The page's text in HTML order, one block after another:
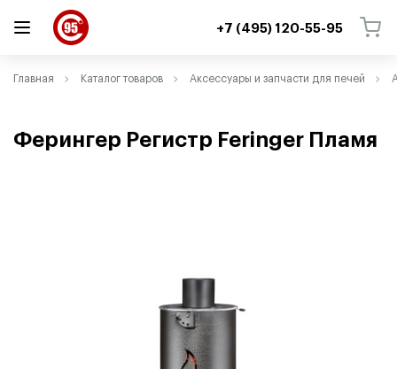
+7 (495) 120-55-95
Главная Каталог товаров Аксессуары и запчасти для печей
Ферингер Регистр Feringer Пламя
ВЕРНУТЬСЯ
ВЕРНУТЬСЯ